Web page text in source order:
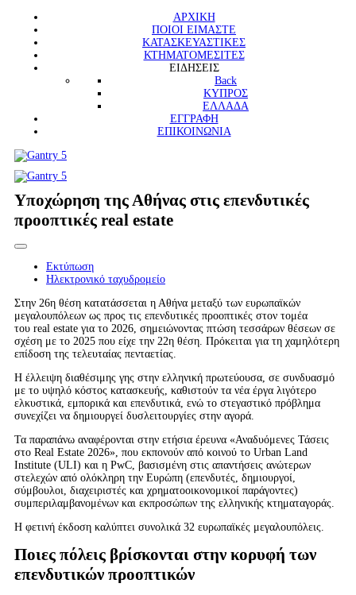
ΑΡΧΙΚΗ
ΠΟΙΟΙ ΕΙΜΑΣΤΕ
ΚΑΤΑΣΚΕΥΑΣΤΙΚΕΣ
ΚΤΗΜΑΤΟΜΕΣΙΤΕΣ
ΕΙΔΗΣΕΙΣ
Back
ΚΥΠΡΟΣ
ΕΛΛΑΔΑ
ΕΓΓΡΑΦΗ
ΕΠΙΚΟΙΝΩΝΙΑ
Υποχώρηση της Αθήνας στις επενδυτικές
προοπτικές real estate
Εκτύπωση
Ηλεκτρονικό ταχυδρομείο
Στην 26η θέση κατατάσσεται η Αθήνα μεταξύ των ευρωπαϊκών
μεγαλουπόλεων ως προς τις επενδυτικές προοπτικές στον τομέα
του real estate για το 2026, σημειώνοντας πτώση τεσσάρων θέσεων σε
σχέση με το 2025 που είχε την 22η θέση. Πρόκειται για τη χαμηλότερη
επίδοση της τελευταίας πενταετίας.
Η έλλειψη διαθέσιμης γης στην ελληνική πρωτεύουσα, σε συνδυασμό
με το υψηλό κόστος κατασκευής, καθιστούν τα νέα έργα λιγότερο
ελκυστικά, εμπορικά και επενδυτικά, ενώ το στεγαστικό πρόβλημα
συνεχίζει να δημιουργεί δυσλειτουργίες στην αγορά.
Τα παραπάνω αναφέρονται στην ετήσια έρευνα «Αναδυόμενες Τάσεις
στο Real Estate 2026», που εκπονούν από κοινού το Urban Land
Institute (ULI) και η PwC, βασισμένη στις απαντήσεις ανώτερων
στελεχών από ολόκληρη την Ευρώπη (επενδυτές, δημιουργοί,
σύμβουλοι, διαχειριστές και χρηματοοικονομικοί παράγοντες)
συμπεριλαμβανομένων και εκπροσώπων της ελληνικής κτηματαγοράς.
Η φετινή έκδοση καλύπτει συνολικά 32 ευρωπαϊκές μεγαλουπόλεις.
Ποιες πόλεις βρίσκονται στην κορυφή των
επενδυτικών προοπτικών